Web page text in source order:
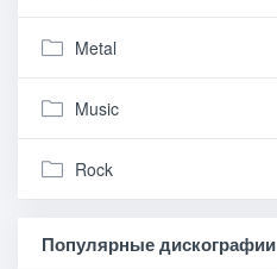
Metal
Music
Rock
Популярные дискографии